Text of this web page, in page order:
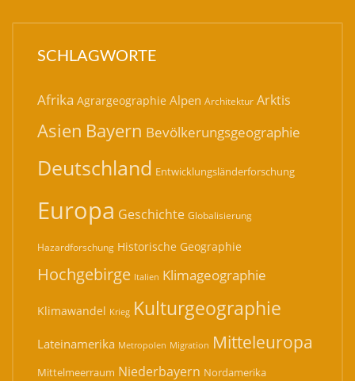
SCHLAGWORTE
Afrika Agrargeographie Alpen Architektur Arktis
Asien Bayern Bevölkerungsgeographie
Deutschland Entwicklungsländerforschung
Europa Geschichte Globalisierung
Hazardforschung Historische Geographie
Hochgebirge Italien Klimageographie
Klimawandel Krieg Kulturgeographie
Lateinamerika Metropolen Migration Mitteleuropa
Mittelmeerraum Niederbayern Nordamerika